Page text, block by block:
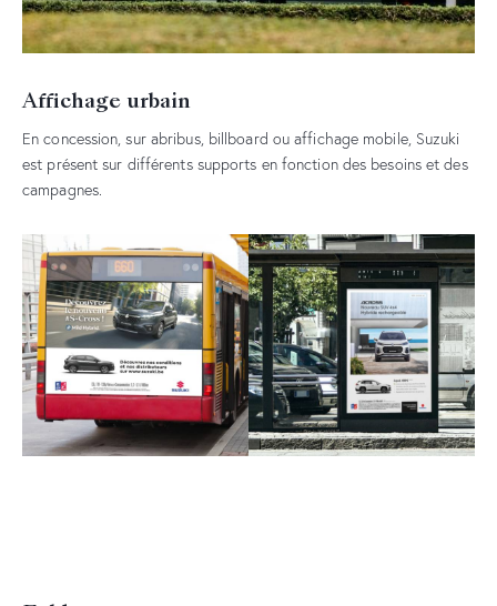
Affichage urbain
En concession, sur abribus, billboard ou affichage mobile, Suzuki
est présent sur différents supports en fonction des besoins et des
campagnes.